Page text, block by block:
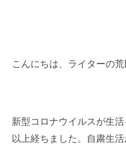
こんにちは、ライターの荒
新型コロナウイルスが生
以上経ちました。自粛生